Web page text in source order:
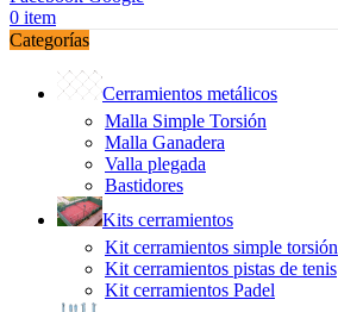
0 item
Categorías
Cerramientos metálicos
Malla Simple Torsión
Malla Ganadera
Valla plegada
Bastidores
Kits cerramientos
Kit cerramientos simple torsión
Kit cerramientos pistas de tenis
Kit cerramientos Padel